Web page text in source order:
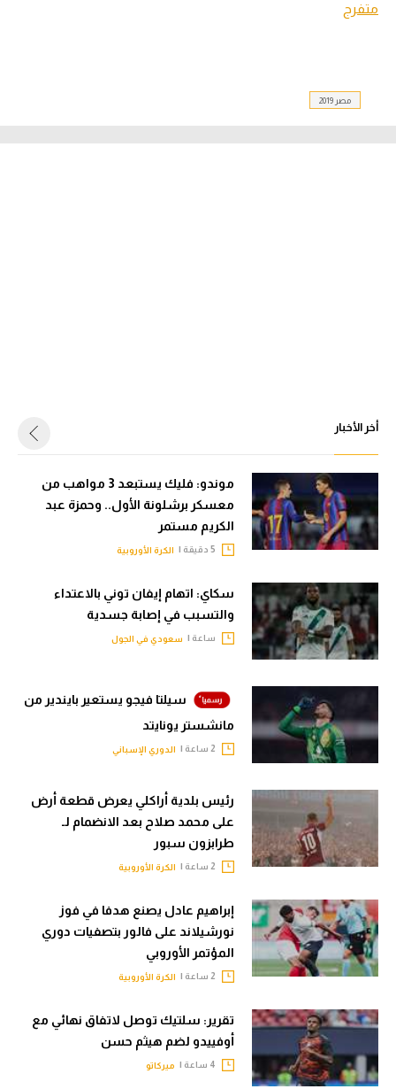
متفرج
مصر 2019
أخر الأخبار
موندو: فليك يستبعد 3 مواهب من
معسكر برشلونة الأول.. وحمزة عبد
الكريم مستمر
الكرة الأوروبية
سكاي: اتهام إيفان توني بالاعتداء
والتسبب في إصابة جسدية
ساعة | سعودي في الجول
سيلتا فيجو يستعير بايندير من
مانشستر يونايتد
الدوري الإسباني
رئيس بلدية أراكلي يعرض قطعة أرض
على محمد صلاح بعد الانضمام لـ
طرابزون سبور
الكرة الأوروبية
إبراهيم عادل يصنع هدفا في فوز
نورشيلاند على فالور بتصفيات دوري
المؤتمر الأوروبي
الكرة الأوروبية
تقرير: سلتيك توصل لاتفاق نهائي مع
أوفييدو لضم هيثم حسن
ميركاتو